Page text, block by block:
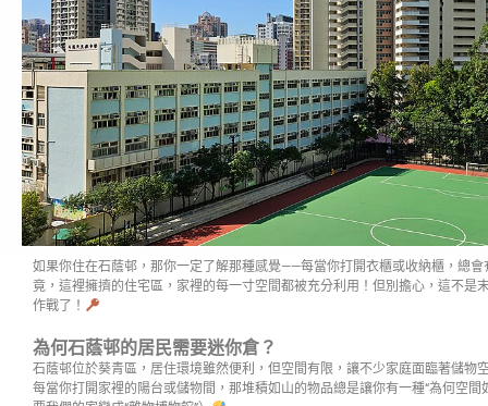
如果你住在石蔭邨，那你一定了解那種感覺——每當你打開衣櫃或收納櫃，總會
竟，這裡擁擠的住宅區，家裡的每一寸空間都被充分利用！但別擔心，這不是
作戰了！
為何石蔭邨的居民需要迷你倉？
石蔭邨位於葵青區，居住環境雖然便利，但空間有限，讓不少家庭面臨著儲物
每當你打開家裡的陽台或儲物間，那堆積如山的物品總是讓你有一種“為何空間